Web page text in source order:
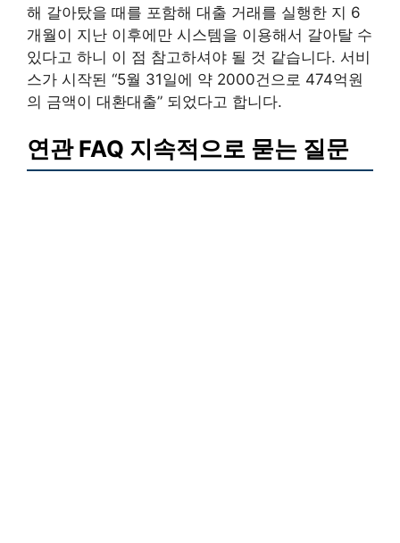
해 갈아탔을 때를 포함해 대출 거래를 실행한 지 6
개월이 지난 이후에만 시스템을 이용해서 갈아탈 수
있다고 하니 이 점 참고하셔야 될 것 같습니다. 서비
스가 시작된 “5월 31일에 약 2000건으로 474억원
의 금액이 대환대출” 되었다고 합니다.
연관 FAQ 지속적으로 묻는 질문